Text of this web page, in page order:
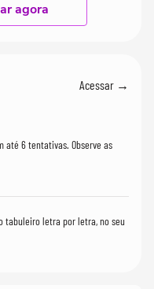
agora
Acessar →
até 6 tentativas. Observe as
tabuleiro letra por letra, no seu